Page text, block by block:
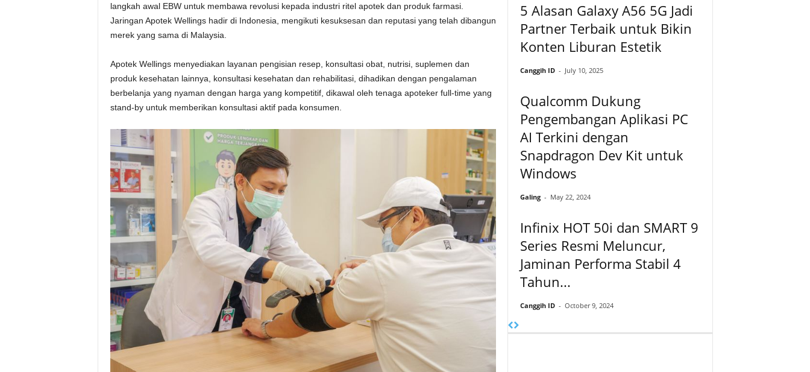
langkah awal EBW untuk membawa revolusi kepada industri ritel apotek dan produk farmasi.
Jaringan Apotek Wellings hadir di Indonesia, mengikuti kesuksesan dan reputasi yang telah dibangun
merek yang sama di Malaysia.
Apotek Wellings menyediakan layanan pengisian resep, konsultasi obat, nutrisi, suplemen dan
produk kesehatan lainnya, konsultasi kesehatan dan rehabilitasi, dihadikan dengan pengalaman
berbelanja yang nyaman dengan harga yang kompetitif, dikawal oleh tenaga apoteker full-time yang
stand-by untuk memberikan konsultasi aktif pada konsumen.
5 Alasan Galaxy A56 5G Jadi
Partner Terbaik untuk Bikin
Konten Liburan Estetik
Canggih ID - July 10, 2025
Qualcomm Dukung
Pengembangan Aplikasi PC
AI Terkini dengan
Snapdragon Dev Kit untuk
Windows
Galing - May 22, 2024
Infinix HOT 50i dan SMART 9
Series Resmi Meluncur,
Jaminan Performa Stabil 4
Tahun...
Canggih ID - October 9, 2024